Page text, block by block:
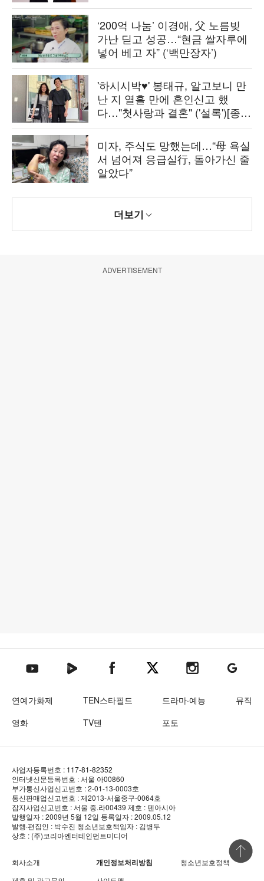
‘200억 나눔’ 이경애, 父 노름빚
가난 딛고 성공…“현금 쌀자루에
넣어 베고 자” (‘백만장자’)
'하시시박♥' 봉태규, 알고보니 만
난 지 열흘 만에 혼인신고 했
다…"첫사랑과 결혼" ('설록')[종
합]
미자, 주식도 망했는데…“母 욕실
서 넘어져 응급실行, 돌아가신 줄
알았다”
더보기
ADVERTISEMENT
텐아시아 유튜브텐아시아 네이버TV텐아시아 페이스북텐아시아 엑스텐아시아 인스타그램
텐아시아
연예가화제 TEN스타필드 드라마·예능
뮤직
영화
TV텐 포토
사업자등록번호 : 117-81-82352
인터넷신문등록번호 : 서울 아00860
부가통신사업신고번호 : 2-01-13-0003호
통신판매업신고번호 : 제2013-서울중구-0064호
잡지사업신고번호 : 서울 중.라00439 제호 : 텐아시아
발행일자 : 2009년 5월 12일 등록일자 : 2009.05.12
발행·편집인 : 박수진 청소년보호책임자 : 김병두
상호 : (주)코리아엔터테인먼트미디어
회사소개 개인정보처리방침
청소년보호정책
상단 바로